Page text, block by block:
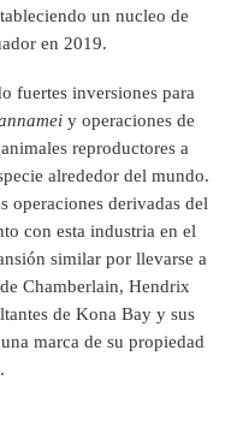
un nucleo de
en 2019.
fuertes inversiones para
y operaciones de
reproductores a
alrededor del mundo.
operaciones derivadas del
con esta industria en el
similar por llevarse a
Chamberlain, Hendrix
de Kona Bay y sus
marca de su propiedad